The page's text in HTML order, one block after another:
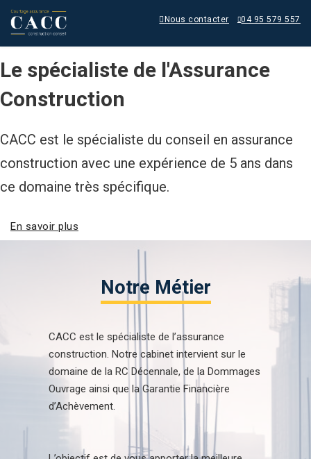
04 95 579 557
Nous contacter
CACC est le spécialiste du conseil en assurance
construction avec une expérience de 5 ans dans
ce domaine très spécifique.
Le spécialiste de l'Assurance
Construction
CACC est le spécialiste du conseil en assurance
construction avec une expérience de 5 ans dans
ce domaine très spécifique.
En savoir plus
CACC est le spécialiste du conseil en assurance
construction avec une expérience de 5 ans dans
ce domaine très spécifique.
Notre Métier
CACC est le spécialiste de l’assurance
construction. Notre cabinet intervient sur le
domaine de la RC Décennale, de la Dommages
Ouvrage ainsi que la Garantie Financière
d’Achèvement.